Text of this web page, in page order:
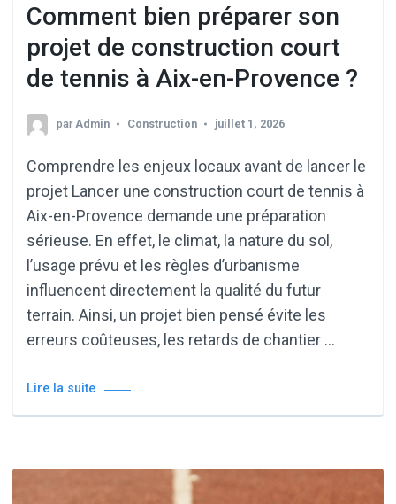
Comment bien préparer son
projet de construction court
de tennis à Aix-en-Provence ?
parAdmin Construction juillet 1, 2026
Comprendre les enjeux locaux avant de lancer le
projet Lancer une construction court de tennis à
Aix-en-Provence demande une préparation
sérieuse. En effet, le climat, la nature du sol,
l’usage prévu et les règles d’urbanisme
influencent directement la qualité du futur
terrain. Ainsi, un projet bien pensé évite les
erreurs coûteuses, les retards de chantier …
Lire la suite